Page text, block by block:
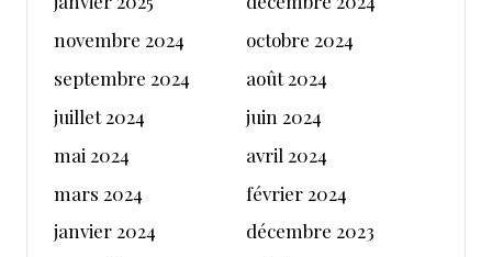
novembre 2024
octobre 2024
septembre 2024
août 2024
juillet 2024
juin 2024
mai 2024
avril 2024
mars 2024
février 2024
janvier 2024
décembre 2023